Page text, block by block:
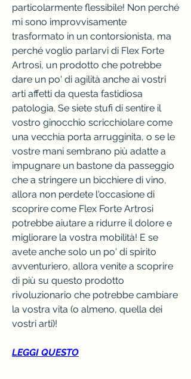
particolarmente flessibile! Non perché
mi sono improvvisamente
trasformato in un contorsionista, ma
perché voglio parlarvi di Flex Forte
Artrosi, un prodotto che potrebbe
dare un po' di agilità anche ai vostri
arti affetti da questa fastidiosa
patologia. Se siete stufi di sentire il
vostro ginocchio scricchiolare come
una vecchia porta arrugginita, o se le
vostre mani sembrano più adatte a
impugnare un bastone da passeggio
che a stringere un bicchiere di vino,
allora non perdete l'occasione di
scoprire come Flex Forte Artrosi
potrebbe aiutare a ridurre il dolore e
migliorare la vostra mobilità! E se
avete anche solo un po' di spirito
avventuriero, allora venite a scoprire
di più su questo prodotto
rivoluzionario che potrebbe cambiare
la vostra vita (o almeno, quella dei
vostri arti)!
LEGGI QUESTO